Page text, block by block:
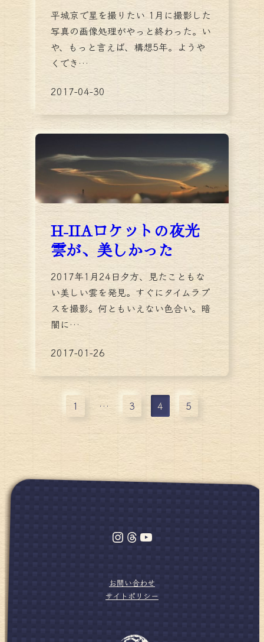
平城京で星を撮りたい 1月に撮影した
写真の画像処理がやっと終わった。い
や、もっと言えば、構想5年。ようや
くでき…
2017-04-30
H-IIAロケットの夜光
雲が、美しかった
2017年1月24日夕方、見たこともな
い美しい雲を発見。すぐにタイムラプ
スを撮影。何ともいえない色合い。暗
闇に…
2017-01-26
1 … 3 4 5
Instagram
Threads
YouTube
お問い合わせ
サイトポリシー